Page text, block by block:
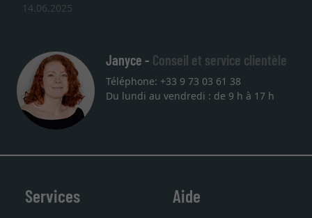
14.06.2025
Janyce - Conseil et service clientèle
Téléphone: +33 9 73 03 61 38
Du lundi au vendredi : de 9 h à 17 h
Services Aide